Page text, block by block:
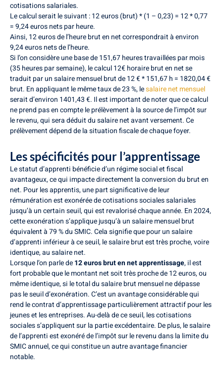
cotisations salariales.
Le calcul serait le suivant : 12 euros (brut) * (1 – 0,23) = 12 * 0,77
= 9,24 euros nets par heure.
Ainsi, 12 euros de l’heure brut en net correspondrait à environ
9,24 euros nets de l’heure.
Si l’on considère une base de 151,67 heures travaillées par mois
(35 heures par semaine), le calcul 12€ horaire brut en net se
traduit par un salaire mensuel brut de 12 € * 151,67 h = 1820,04 €
brut. En appliquant le même taux de 23 %, lesalaire net mensuel
serait d’environ 1401,43 €. Il est important de noter que ce calcul
ne prend pas en compte le prélèvement à la source de l’impôt sur
le revenu, qui sera déduit du salaire net avant versement. Ce
prélèvement dépend de la situation fiscale de chaque foyer.
Les spécificités pour l’apprentissage
Le statut d’apprenti bénéficie d’un régime social et fiscal
avantageux, ce qui impacte directement la conversion du brut en
net. Pour les apprentis, une part significative de leur
rémunération est exonérée de cotisations sociales salariales
jusqu’à un certain seuil, qui est revalorisé chaque année. En 2024,
cette exonération s’applique jusqu’à un salaire mensuel brut
équivalent à 79 % du SMIC. Cela signifie que pour un salaire
d’apprenti inférieur à ce seuil, le salaire brut est très proche, voire
identique, au salaire net.
Lorsque l’on parle de12 euros brut en net apprentissage, il est
fort probable que le montant net soit très proche de 12 euros, ou
même identique, si le total du salaire brut mensuel ne dépasse
pas le seuil d’exonération. C’est un avantage considérable qui
rend le contrat d’apprentissage particulièrement attractif pour les
jeunes et les entreprises. Au-delà de ce seuil, les cotisations
sociales s’appliquent sur la partie excédentaire. De plus, le salaire
de l’apprenti est exonéré de l’impôt sur le revenu dans la limite du
SMIC annuel, ce qui constitue un autre avantage financier
notable.